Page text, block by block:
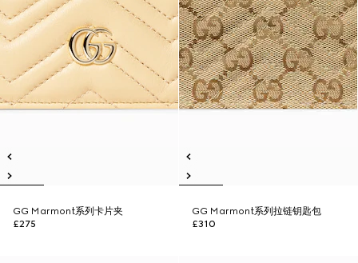
GG Marmont系列卡片夹
£275
GG Marmont系列拉链钥匙包
£310